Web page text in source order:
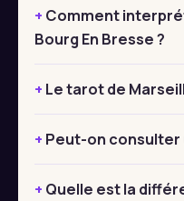
Comment
Bourg En Bresse ?
Le tarot de
Peut-on consulter
Quelle est la